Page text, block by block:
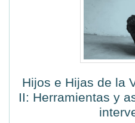
Hijos e Hijas de la
II: Herramientas y